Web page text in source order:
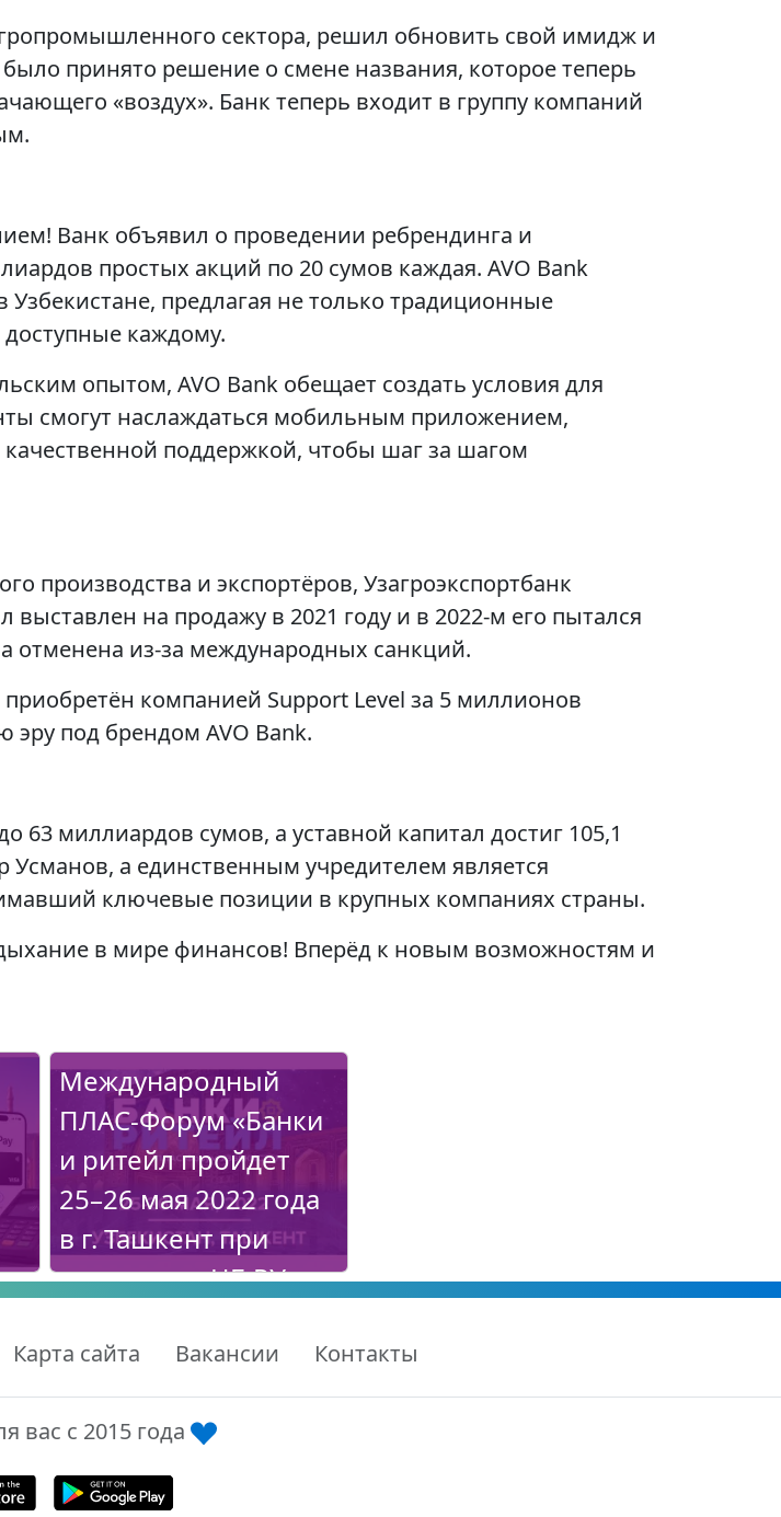
сектора, решил обновить свой имидж и
принято решение о смене названия, которое теперь
«воздух». Банк теперь входит в группу компаний
Bанк объявил о проведении ребрендинга и
простых акций по 20 сумов каждая. AVO Bank
предлагая не только традиционные
каждому.
опытом, AVO Bank обещает создать условия для
смогут наслаждаться мобильным приложением,
поддержкой, чтобы шаг за шагом
производства и экспортёров, Узагроэкспортбанк
на продажу в 2021 году и в 2022-м его пытался
отменена из-за международных санкций.
компанией Support Level за 5 миллионов
эру под брендом AVO Bank.
63 миллиардов сумов, а уставной капитал достиг 105,1
Усманов, а единственным учредителем является
ключевые позиции в крупных компаниях страны.
в мире финансов! Вперёд к новым возможностям и
Международный
ПЛАС-Форум «Банки
и ритейл пройдет
25–26 мая 2022 года
в г. Ташкент при
поддержке ЦБ РУз.
Карта сайта Вакансии Контакты
вас с 2015 года